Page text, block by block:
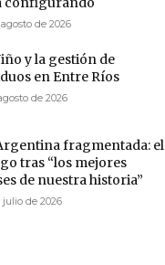
de 2026
y la gestión de
en Entre Ríos
de 2026
fragmentada: el
tras “los mejores
de nuestra historia”
julio de 2026